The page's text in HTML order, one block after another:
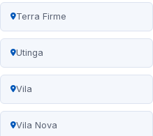
Terra Firme
Utinga
Vila
Vila Nova